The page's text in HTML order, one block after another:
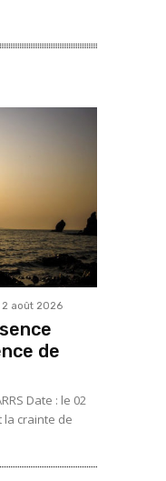
2 août 2026
de
Date : le 02
la crainte de